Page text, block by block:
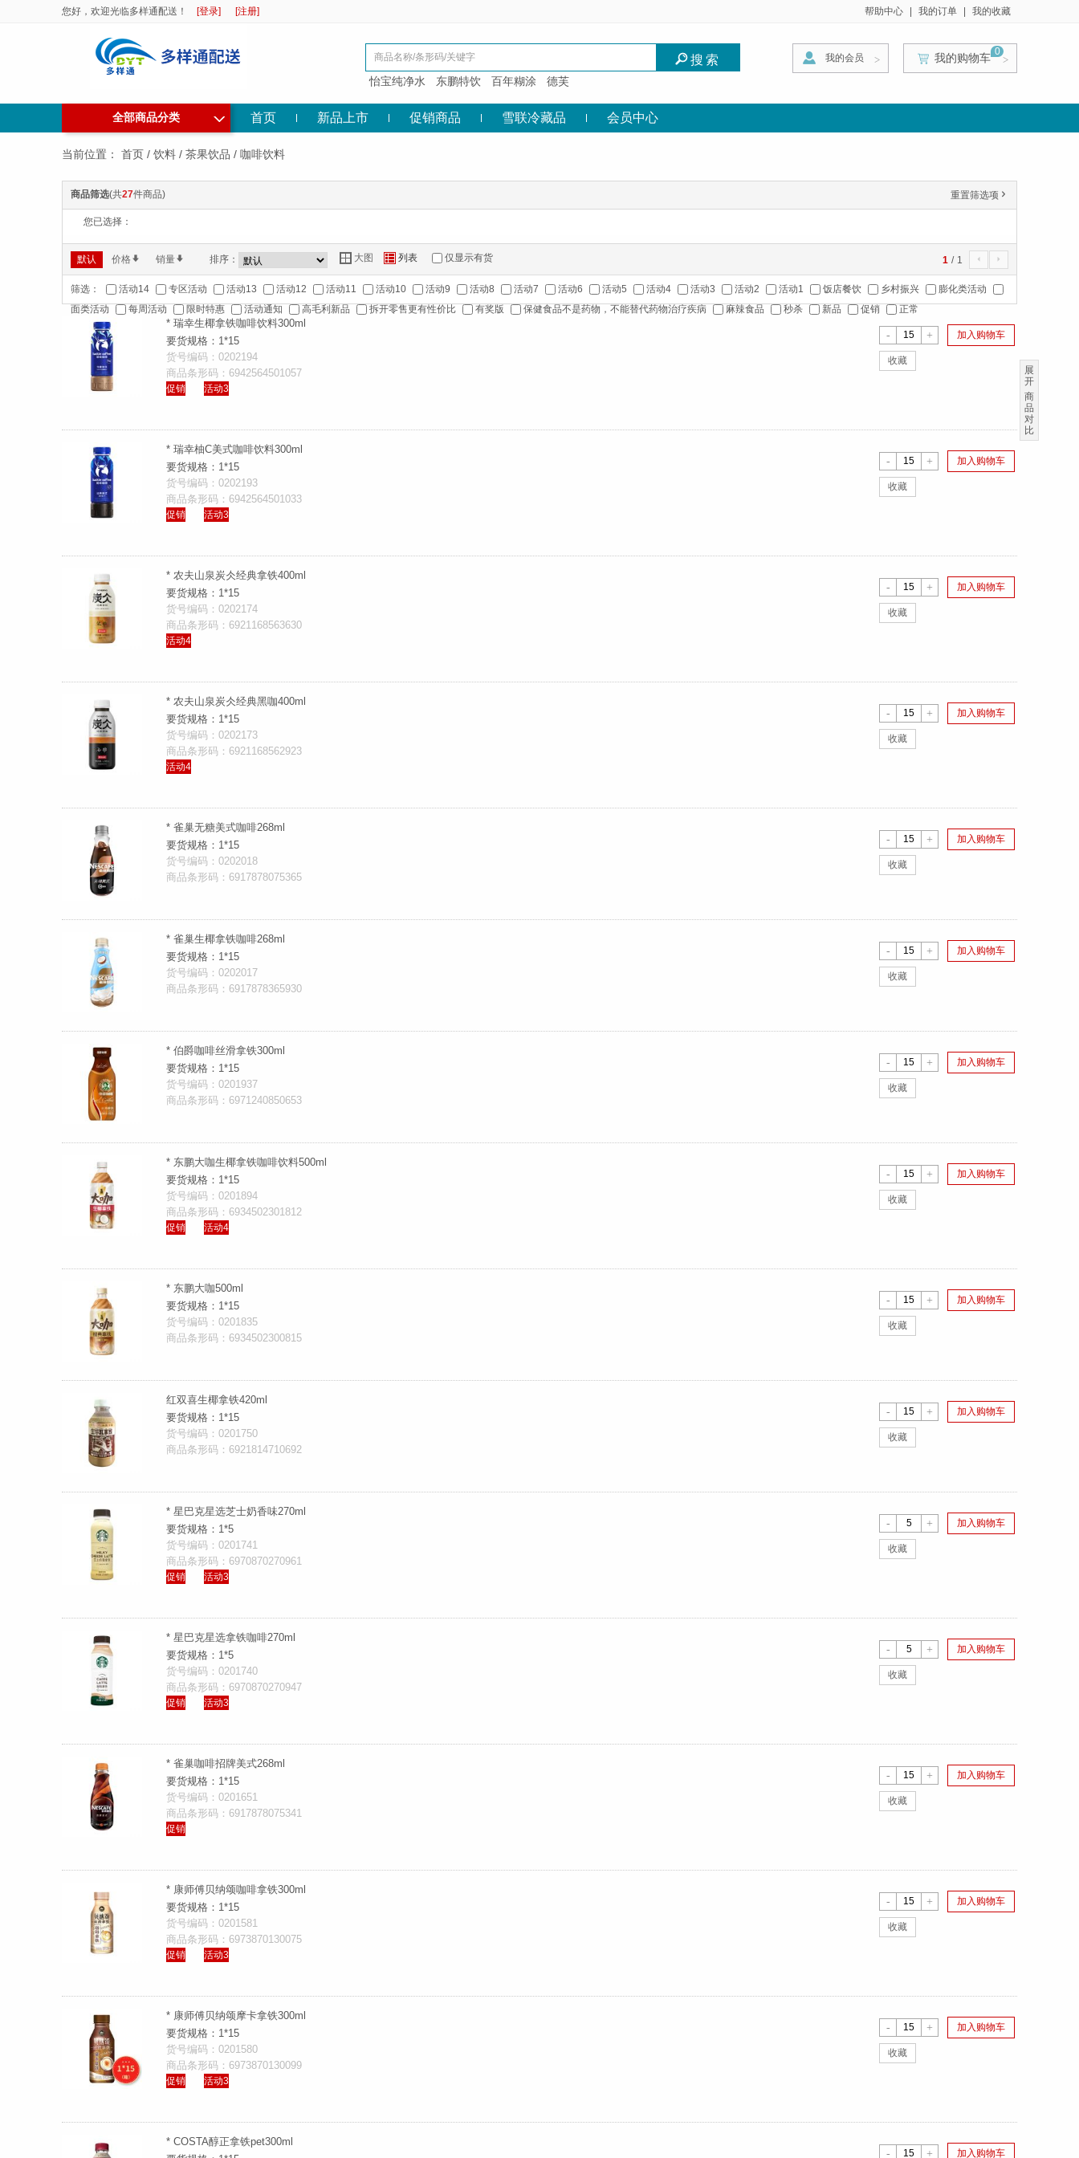
您好，欢迎光临多样通配送！ [登录] [注册] 帮助中心 我的订单 我的收藏
I搜索
怡宝纯净水 东鹏特饮 百年糊涂 德芙
>
我的会员 > >
0
我的购物车
全部商品分类 ◇ 首页 新品上市 促销商品 雪联冷藏品 会员中心
当前位置： 首页 / 饮料 / 茶果饮品 / 咖啡饮料
商品筛选(共27件商品) 重置筛选项 '
您已选择：
默认 价格 * 销量* 排序： Y 大图 Z 列表 仅显示有货 1 / 1 4 5
筛选： 活动14 专区活动 活动13 活动12 活动11 活动10 活动9 活动8 活动7 活动6 活动5 活动4 活动3 活动2 活动1 饭店餐饮 乡村振兴
膨化类活动
面类活动
每周活动 限时特惠 活动通知 高毛利新品 拆开零售更有性价比 有奖版 保健食品不是药物，不能替代药物治疗疾病 麻辣食品 秒杀 新品 促销 正常
- + 加入购物车
收藏
* 瑞幸生椰拿铁咖啡饮料300ml
要货规格：1*15
货号编码：0202194
商品条形码：6942564501057
促销 活动3
- + 加入购物车
收藏
* 瑞幸柚C美式咖啡饮料300ml
要货规格：1*15
货号编码：0202193
商品条形码：6942564501033
促销 活动3
- + 加入购物车
收藏
* 农夫山泉炭仌经典拿铁400ml
要货规格：1*15
货号编码：0202174
商品条形码：6921168563630
活动4
- + 加入购物车
收藏
* 农夫山泉炭仌经典黑咖400ml
要货规格：1*15
货号编码：0202173
商品条形码：6921168562923
活动4
- + 加入购物车
收藏
* 雀巢无糖美式咖啡268ml
要货规格：1*15
货号编码：0202018
商品条形码：6917878075365
- + 加入购物车
收藏
* 雀巢生椰拿铁咖啡268ml
要货规格：1*15
货号编码：0202017
商品条形码：6917878365930
- + 加入购物车
收藏
* 伯爵咖啡丝滑拿铁300ml
要货规格：1*15
货号编码：0201937
商品条形码：6971240850653
- + 加入购物车
收藏
* 东鹏大咖生椰拿铁咖啡饮料500ml
要货规格：1*15
货号编码：0201894
商品条形码：6934502301812
促销 活动4
- + 加入购物车
收藏
* 东鹏大咖500ml
要货规格：1*15
货号编码：0201835
商品条形码：6934502300815
- + 加入购物车
收藏
红双喜生椰拿铁420ml
要货规格：1*15
货号编码：0201750
商品条形码：6921814710692
- + 加入购物车
收藏
* 星巴克星选芝士奶香味270ml
要货规格：1*5
货号编码：0201741
商品条形码：6970870270961
促销 活动3
- + 加入购物车
收藏
* 星巴克星选拿铁咖啡270ml
要货规格：1*5
货号编码：0201740
商品条形码：6970870270947
促销 活动3
- + 加入购物车
收藏
* 雀巢咖啡招牌美式268ml
要货规格：1*15
货号编码：0201651
商品条形码：6917878075341
促销
- + 加入购物车
收藏
* 康师傅贝纳颂咖啡拿铁300ml
要货规格：1*15
货号编码：0201581
商品条形码：6973870130075
促销 活动3
- + 加入购物车
收藏
* 康师傅贝纳颂摩卡拿铁300ml
要货规格：1*15
货号编码：0201580
商品条形码：6973870130099
促销 活动3
- + 加入购物车
* COSTA醇正拿铁pet300ml
展
开
商
品
对
比